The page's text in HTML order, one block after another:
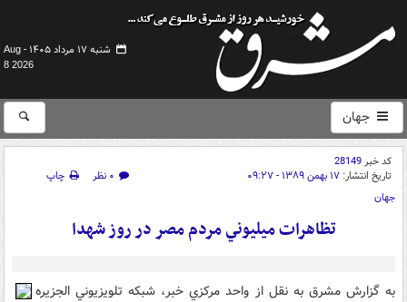
شنبه ۱۷ مرداد ۱۴۰۵ -
Aug
8 2026
جهان
کد خبر28149
تاریخ انتشار: ۱۷ بهمن ۱۳۸۹ - ۰۹:۲۷ ۰ نظر
چاپ
جهان
تظاهرات ميليوني مردم مصر در روز شهدا
به گزارش مشرق به نقل از واحد مرکزي خبر، شبکه تلويزيوني الجزيره